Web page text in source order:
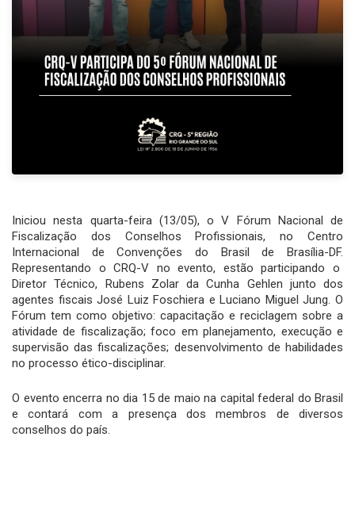
Iniciou nesta quarta-feira (13/05), o V Fórum Nacional de
Fiscalização dos Conselhos Profissionais, no Centro
Internacional de Convenções do Brasil de Brasília-DF.
Representando o CRQ-V no evento, estão participando o
Diretor Técnico, Rubens Zolar da Cunha Gehlen junto dos
agentes fiscais José Luiz Foschiera e Luciano Miguel Jung. O
Fórum tem como objetivo: capacitação e reciclagem sobre a
atividade de fiscalização; foco em planejamento, execução e
supervisão das fiscalizações; desenvolvimento de habilidades
no processo ético-disciplinar.
O evento encerra no dia 15 de maio na capital federal do Brasil
e contará com a presença dos membros de diversos
conselhos do país.